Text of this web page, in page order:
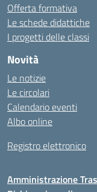
Offerta formativa
Le schede didattiche
I progetti delle classi
Novità
Le notizie
Le circolari
Calendario eventi
Albo online
Registro elettronico
Amministrazione